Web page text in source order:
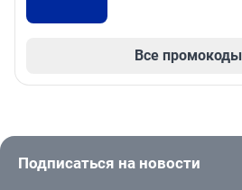
Все промокоды
Подписаться на новости